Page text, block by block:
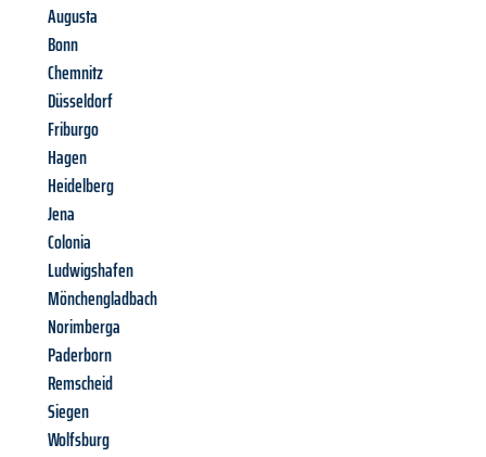
Augusta
Bonn
Chemnitz
Düsseldorf
Friburgo
Hagen
Heidelberg
Jena
Colonia
Ludwigshafen
Mönchengladbach
Norimberga
Paderborn
Remscheid
Siegen
Wolfsburg